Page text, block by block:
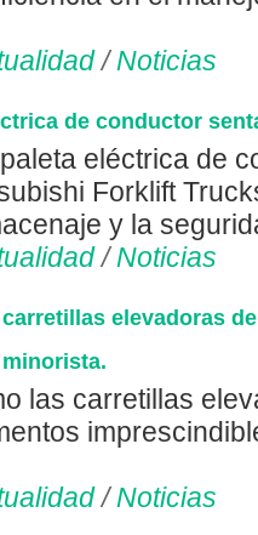
/ Noticias
de conductor
eléctrica de
Forklift
y la
/ Noticias
elevadoras
las carretillas
/ Noticias